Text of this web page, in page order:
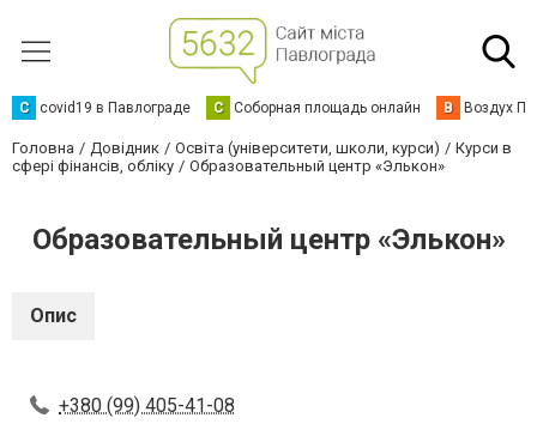
C covid19 в Павлограде С Соборная площадь онлайн В Воздух
Головна Довідник Освіта (університети, школи, курси)
Курси в
сфері фінансів, обліку
Образовательный центр «Элькон»
Образовательный центр «Элькон»
Опис
+380 (99) 405-41-08